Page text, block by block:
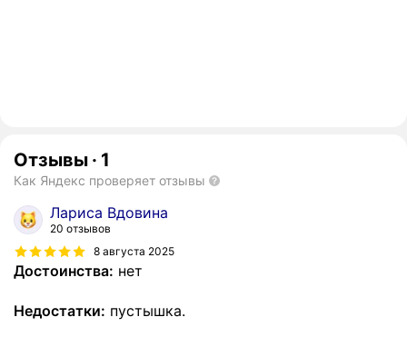
Отзывы · 1
Как Яндекс проверяет отзывы
Лариса Вдовина
20 отзывов
8 августа 2025
Достоинства: нет
Недостатки: пустышка.